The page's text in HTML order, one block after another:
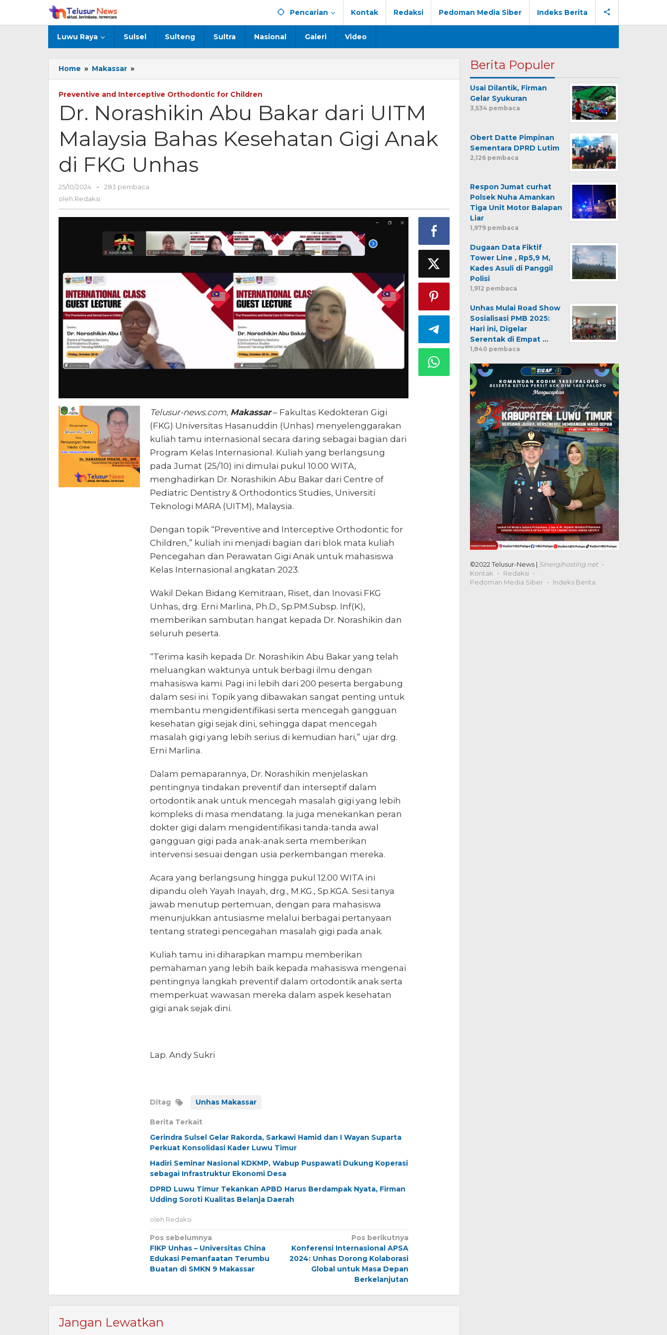
konten
Pencarian Kontak Redaksi Pedoman Media Siber Indeks Berita
Luwu Raya Sulsel Sulteng Sultra Nasional Galeri Video
Home » Makassar »
Norashikin
Bakar
dari
UITM
Malaysia
Bahas
Anak
Preventive and Interceptive Orthodontic for Children
Dr. Norashikin Abu Bakar dari UITM
Malaysia Bahas Kesehatan Gigi Anak
di FKG Unhas
25/10/2024
oleh
Redaksi
-
283 pembaca
oleh Redaksi
Telusur-news.com, Makassar– Fakultas Kedokteran Gigi
(FKG) Universitas Hasanuddin (Unhas) menyelenggarakan
kuliah tamu internasional secara daring sebagai bagian dari
Program Kelas Internasional. Kuliah yang berlangsung
pada Jumat (25/10) ini dimulai pukul 10.00 WITA,
menghadirkan Dr. Norashikin Abu Bakar dari Centre of
Pediatric Dentistry & Orthodontics Studies, Universiti
Teknologi MARA (UITM), Malaysia.
Dengan topik “Preventive and Interceptive Orthodontic for
Children,” kuliah ini menjadi bagian dari blok mata kuliah
Pencegahan dan Perawatan Gigi Anak untuk mahasiswa
Kelas Internasional angkatan 2023.
Wakil Dekan Bidang Kemitraan, Riset, dan Inovasi FKG
Unhas, drg. Erni Marlina, Ph.D., Sp.PM.Subsp. Inf(K),
memberikan sambutan hangat kepada Dr. Norashikin dan
seluruh peserta.
“Terima kasih kepada Dr. Norashikin Abu Bakar yang telah
meluangkan waktunya untuk berbagi ilmu dengan
mahasiswa kami. Pagi ini lebih dari 200 peserta bergabung
dalam sesi ini. Topik yang dibawakan sangat penting untuk
membantu mengidentifikasi serta mencegah gangguan
kesehatan gigi sejak dini, sehingga dapat mencegah
masalah gigi yang lebih serius di kemudian hari,” ujar drg.
Erni Marlina.
Dalam pemaparannya, Dr. Norashikin menjelaskan
pentingnya tindakan preventif dan interseptif dalam
ortodontik anak untuk mencegah masalah gigi yang lebih
kompleks di masa mendatang. Ia juga menekankan peran
dokter gigi dalam mengidentifikasi tanda-tanda awal
gangguan gigi pada anak-anak serta memberikan
intervensi sesuai dengan usia perkembangan mereka.
Acara yang berlangsung hingga pukul 12.00 WITA ini
dipandu oleh Yayah Inayah, drg., M.KG., Sp.KGA. Sesi tanya
jawab menutup pertemuan, dengan para mahasiswa
menunjukkan antusiasme melalui berbagai pertanyaan
tentang strategi pencegahan masalah gigi pada anak.
Kuliah tamu ini diharapkan mampu memberikan
pemahaman yang lebih baik kepada mahasiswa mengenai
pentingnya langkah preventif dalam ortodontik anak serta
memperkuat wawasan mereka dalam aspek kesehatan
gigi anak sejak dini.
Lap. Andy Sukri
Ditag Unhas Makassar
Berita Terkait
Gerindra Sulsel Gelar Rakorda, Sarkawi Hamid dan I Wayan Suparta
Perkuat Konsolidasi Kader Luwu Timur
Hadiri Seminar Nasional KDKMP, Wabup Puspawati Dukung Koperasi
sebagai Infrastruktur Ekonomi Desa
DPRD Luwu Timur Tekankan APBD Harus Berdampak Nyata, Firman
Udding Soroti Kualitas Belanja Daerah
oleh Redaksi
Navigasi
pos
Pos sebelumnya
FIKP Unhas – Universitas China
Edukasi Pemanfaatan Terumbu
Buatan di SMKN 9 Makassar
Pos berikutnya
Konferensi Internasional APSA
2024: Unhas Dorong Kolaborasi
Global untuk Masa Depan
Berkelanjutan
Jangan Lewatkan
Berita Populer
Usai Dilantik, Firman
Gelar Syukuran
3,534 pembaca
Obert Datte Pimpinan
Sementara DPRD Lutim
2,126 pembaca
Respon Jumat curhat
Polsek Nuha Amankan
Tiga Unit Motor Balapan
Liar
1,979 pembaca
Dugaan Data Fiktif
Tower Line , Rp5,9 M,
Kades Asuli di Panggil
Polisi
1,912 pembaca
Unhas Mulai Road Show
Sosialisasi PMB 2025:
Hari ini, Digelar
Serentak di Empat …
1,840 pembaca
©2022 Telusur-News | Sinergihosting.net
Kontak
Redaksi
Pedoman Media Siber
Indeks Berita